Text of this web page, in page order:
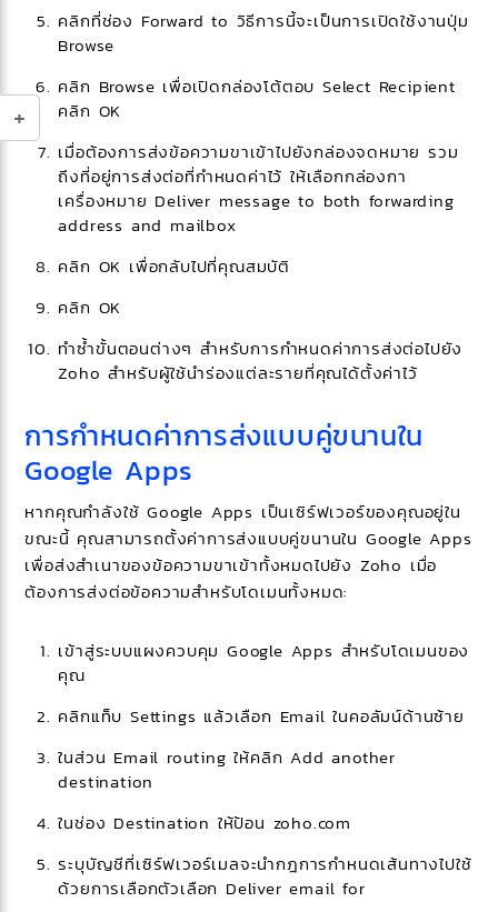
คลิกที่ช่อง Forward to วิธีการนี้จะเป็นการเปิดใช้งานปุ่ม
Browse
คลิก Browse เพื่อเปิดกล่องโต้ตอบ Select Recipient
คลิก OK
เมื่อต้องการส่งข้อความขาเข้าไปยังกล่องจดหมาย รวม
ถึงที่อยู่การส่งต่อที่กำหนดค่าไว้ ให้เลือกกล่องกา
เครื่องหมาย Deliver message to both forwarding
address and mailbox
คลิก OK เพื่อกลับไปที่คุณสมบัติ
คลิก OK
ทำซ้ำขั้นตอนต่างๆ สำหรับการกำหนดค่าการส่งต่อไปยัง
Zoho สำหรับผู้ใช้นำร่องแต่ละรายที่คุณได้ตั้งค่าไว้
การกำหนดค่าการส่งแบบคู่ขนานใน
Google Apps
หากคุณกำลังใช้ Google Apps เป็นเซิร์ฟเวอร์ของคุณอยู่ใน
ขณะนี้ คุณสามารถตั้งค่าการส่งแบบคู่ขนานใน Google Apps
เพื่อส่งสำเนาของข้อความขาเข้าทั้งหมดไปยัง Zoho เมื่อ
ต้องการส่งต่อข้อความสำหรับโดเมนทั้งหมด:
เข้าสู่ระบบแผงควบคุม Google Apps สำหรับโดเมนของ
คุณ
คลิกแท็บ Settings แล้วเลือก Email ในคอลัมน์ด้านซ้าย
ในส่วน Email routing ให้คลิก Add another
destination
ในช่อง Destination ให้ป้อน zoho.com
ระบุบัญชีที่เซิร์ฟเวอร์เมลจะนำกฎการกำหนดเส้นทางไปใช้
ด้วยการเลือกตัวเลือก Deliver email for